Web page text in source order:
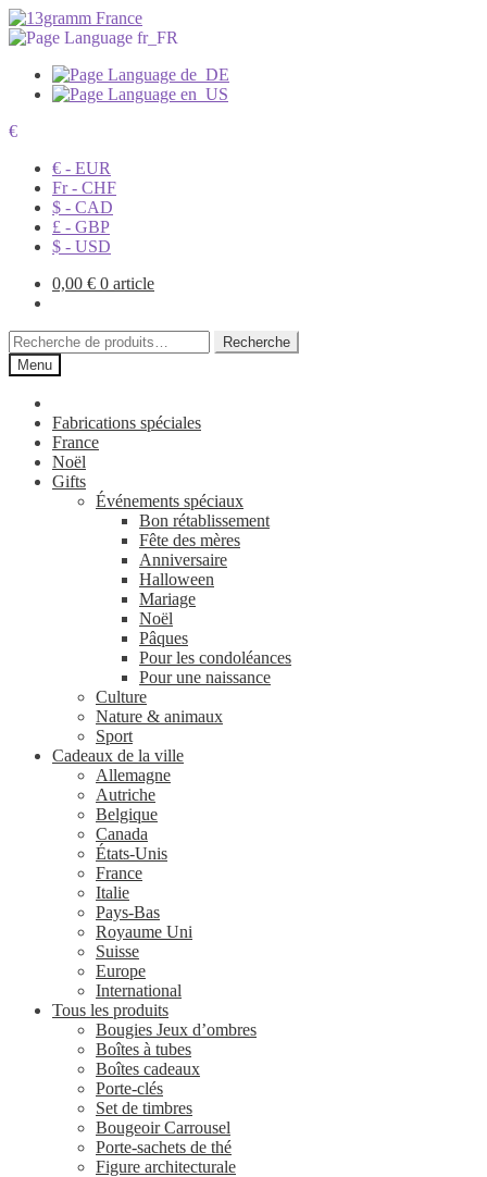
€
€ - EUR
Fr - CHF
$ - CAD
£ - GBP
$ - USD
0,00 € 0 article
Recherche
pour :
Recherche
Menu
Fabrications spéciales
France
Noël
Gifts
Événements spéciaux
Bon rétablissement
Fête des mères
Anniversaire
Halloween
Mariage
Noël
Pâques
Pour les condoléances
Pour une naissance
Culture
Nature & animaux
Sport
Cadeaux de la ville
Allemagne
Autriche
Belgique
Canada
États-Unis
France
Italie
Pays-Bas
Royaume Uni
Suisse
Europe
International
Tous les produits
Bougies Jeux d’ombres
Boîtes à tubes
Boîtes cadeaux
Porte-clés
Set de timbres
Bougeoir Carrousel
Porte-sachets de thé
Figure architecturale